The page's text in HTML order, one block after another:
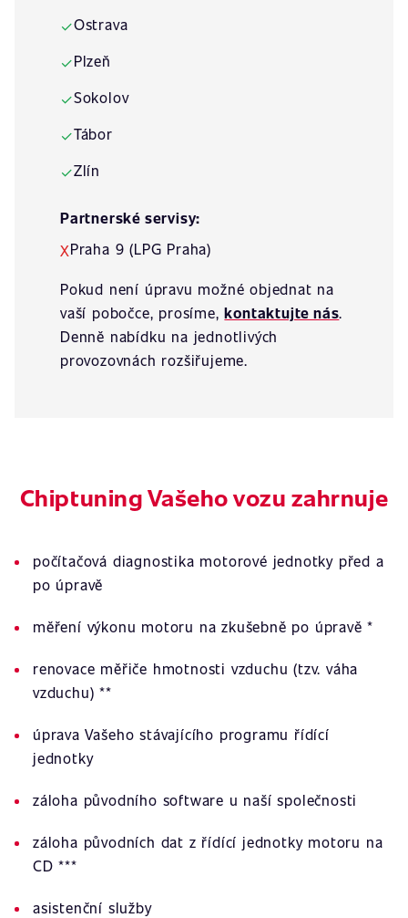
✓Ostrava
✓Plzeň
✓Sokolov
✓Tábor
✓Zlín
Partnerské servisy:
XPraha 9 (LPG Praha)
Pokud není úpravu možné objednat na
vaší pobočce, prosíme,kontaktujte nás.
Denně nabídku na jednotlivých
provozovnách rozšiřujeme.
Chiptuning Vašeho vozu zahrnuje
počítačová diagnostika motorové jednotky před a
po úpravě
měření výkonu motoru na zkušebně po úpravě *
renovace měřiče hmotnosti vzduchu (tzv. váha
vzduchu) **
úprava Vašeho stávajícího programu řídící
jednotky
záloha původního software u naší společnosti
záloha původních dat z řídící jednotky motoru na
CD ***
asistenční služby